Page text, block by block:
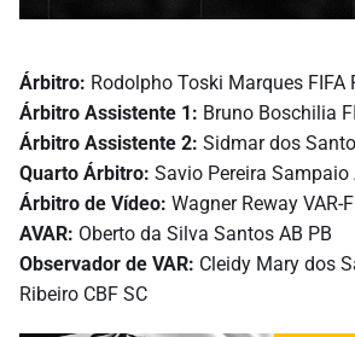
Árbitro: Rodolpho Toski Marques FIFA
Árbitro Assistente 1: Bruno Boschilia
Árbitro Assistente 2: Sidmar dos
Quarto Árbitro: Savio Pereira Sampaio
Árbitro de Vídeo: Wagner Reway VAR-
AVAR: Oberto da Silva Santos AB PB
Observador de VAR: Cleidy Mary dos
Ribeiro CBF SC